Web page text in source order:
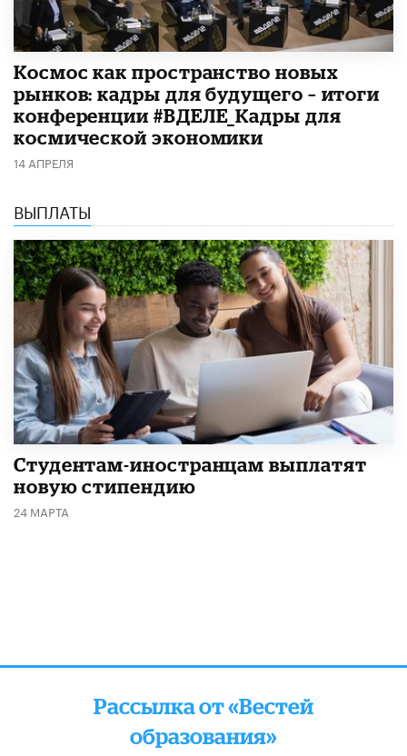
Космос как пространство новых
рынков: кадры для будущего – итоги
конференции #ВДЕЛЕ_Кадры для
космической экономики
14 АПРЕЛЯ
ВЫПЛАТЫ
Студентам-иностранцам выплатят
новую стипендию
24 МАРТА
Рассылка от «Вестей
образования»